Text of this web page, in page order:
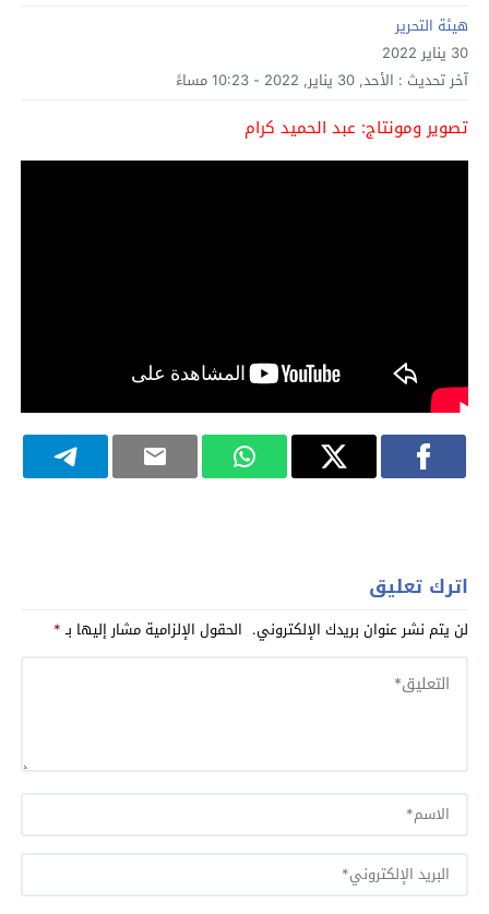
هيئة التحرير
30 يناير 2022
آخر تحديث : الأحد, 30 يناير, 2022 - 10:23 مساءً
تصوير ومونتاج: عبد الحميد كرام
اترك تعليق
لن يتم نشر عنوان بريدك الإلكتروني. الحقول الإلزامية مشار إليها بـ*